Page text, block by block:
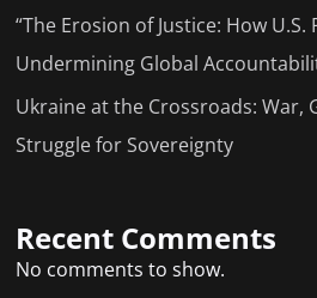
“The Erosion of Justice: How U.S.
Undermining Global
Ukraine at the Crossroads: War,
Struggle for Sovereignty
Recent Comments
No comments to show.